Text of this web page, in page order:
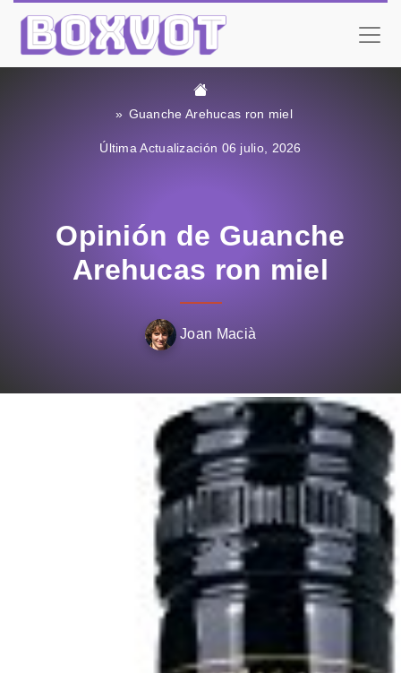
Guanche Arehucas ron miel
Última Actualización 06 julio, 2026
Opinión de Guanche
Arehucas ron miel
Joan Macià